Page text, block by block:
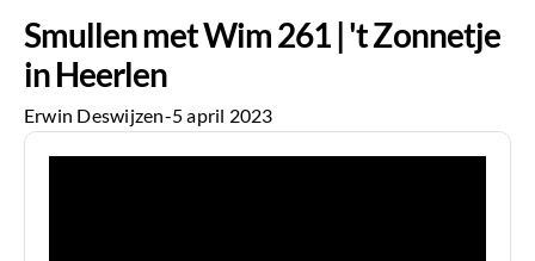
Smullen met Wim 261 | 't Zonnetje
in Heerlen
Erwin Deswijzen-5 april 2023